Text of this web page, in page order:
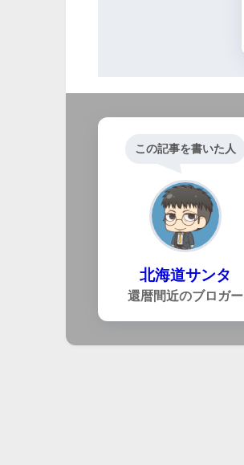
この記事を書いた人
北海道サンタ
還暦間近のブロガー